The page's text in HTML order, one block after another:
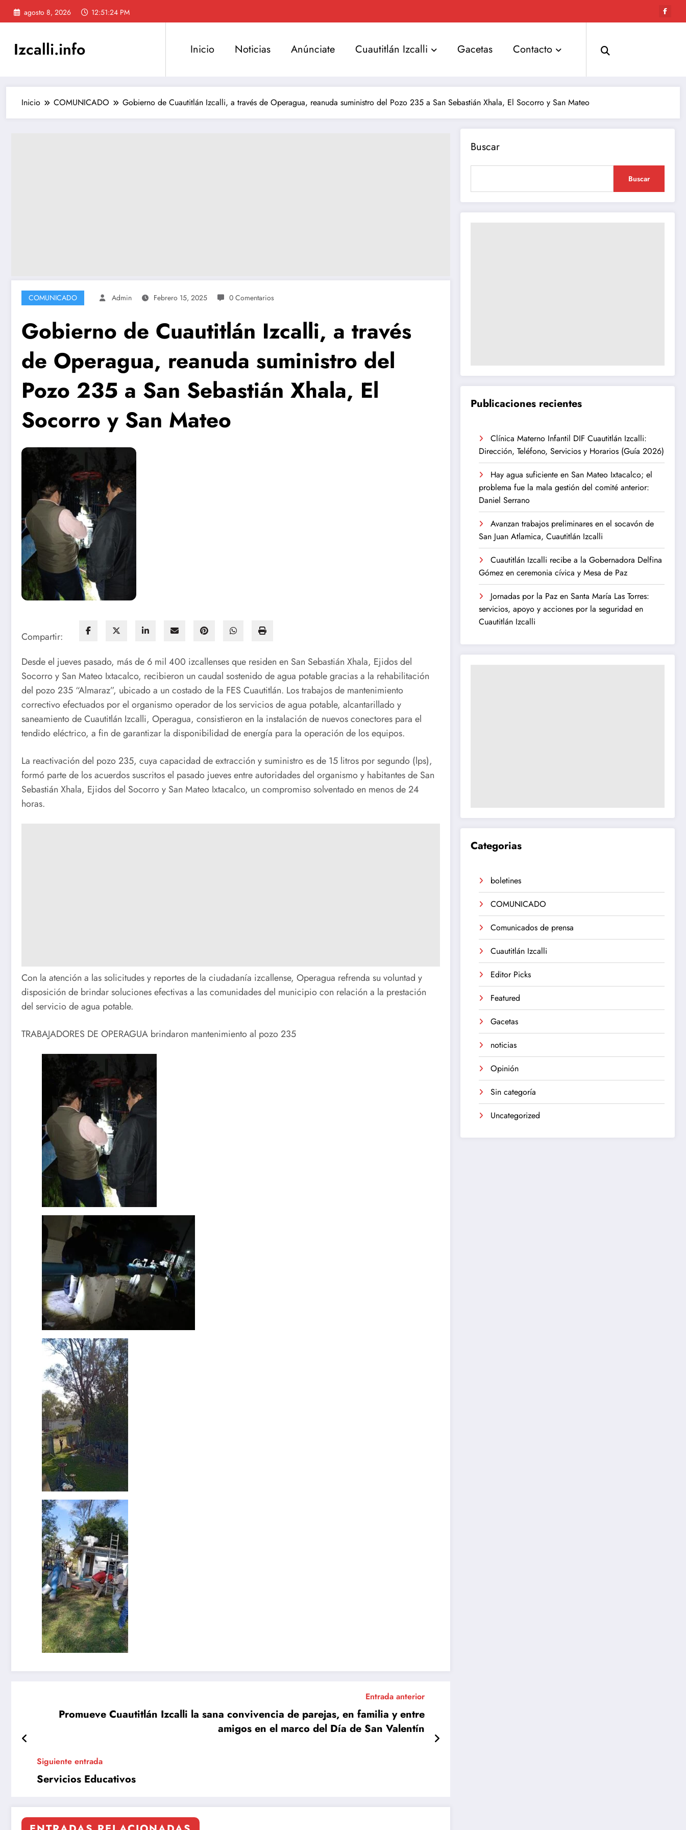
Saltar
agosto 8, 2026 12:51:25 PM
Izcalli.info Inicio Noticias Anúnciate Cuautitlán Izcalli Gacetas Contacto
Inicio COMUNICADO Gobierno de Cuautitlán Izcalli, a través de Operagua, reanuda suministro del Pozo 235 a San Sebastián Xhala, El Socorro y San Mateo
COMUNICADO Admin Febrero 15, 2025 0 Comentarios
Gobierno de Cuautitlán Izcalli, a través
de Operagua, reanuda suministro del
Pozo 235 a San Sebastián Xhala, El
Socorro y San Mateo
Compartir:
Desde el jueves pasado, más de 6 mil 400 izcallenses que residen en San Sebastián Xhala, Ejidos del
Socorro y San Mateo Ixtacalco, recibieron un caudal sostenido de agua potable gracias a la rehabilitación
del pozo 235 “Almaraz”, ubicado a un costado de la FES Cuautitlán. Los trabajos de mantenimiento
correctivo efectuados por el organismo operador de los servicios de agua potable, alcantarillado y
saneamiento de Cuautitlán Izcalli, Operagua, consistieron en la instalación de nuevos conectores para el
tendido eléctrico, a fin de garantizar la disponibilidad de energía para la operación de los equipos.
La reactivación del pozo 235, cuya capacidad de extracción y suministro es de 15 litros por segundo (lps),
formó parte de los acuerdos suscritos el pasado jueves entre autoridades del organismo y habitantes de San
Sebastián Xhala, Ejidos del Socorro y San Mateo Ixtacalco, un compromiso solventado en menos de 24
horas.
Con la atención a las solicitudes y reportes de la ciudadanía izcallense, Operagua refrenda su voluntad y
disposición de brindar soluciones efectivas a las comunidades del municipio con relación a la prestación
del servicio de agua potable.
TRABAJADORES DE OPERAGUA brindaron mantenimiento al pozo 235
Entrada anterior
Promueve Cuautitlán Izcalli la sana convivencia de parejas, en familia y entre
amigos en el marco del Día de San Valentín
Siguiente entrada
Servicios Educativos
Buscar
Buscar
Publicaciones recientes
Clínica Materno Infantil DIF Cuautitlán Izcalli:
Dirección, Teléfono, Servicios y Horarios (Guía 2026)
Hay agua suficiente en San Mateo Ixtacalco; el
problema fue la mala gestión del comité anterior:
Daniel Serrano
Avanzan trabajos preliminares en el socavón de
San Juan Atlamica, Cuautitlán Izcalli
Cuautitlán Izcalli recibe a la Gobernadora Delfina
Gómez en ceremonia cívica y Mesa de Paz
Jornadas por la Paz en Santa María Las Torres:
servicios, apoyo y acciones por la seguridad en
Cuautitlán Izcalli
Categorias
boletines
COMUNICADO
Comunicados de prensa
Cuautitlán Izcalli
Editor Picks
Featured
Gacetas
noticias
Opinión
Sin categoría
Uncategorized